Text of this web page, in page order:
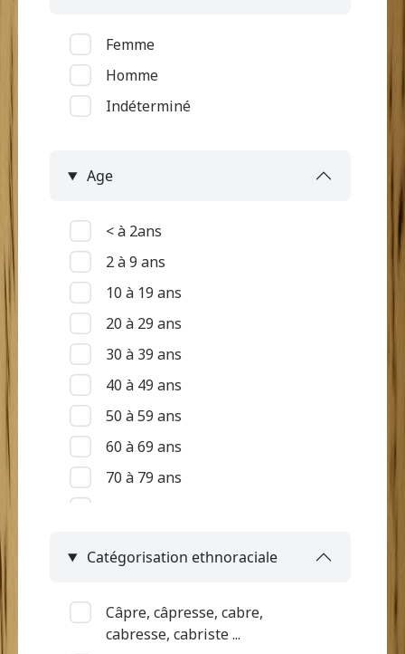
Femme
Homme
Indéterminé
Age
< à 2ans
2 à 9 ans
10 à 19 ans
20 à 29 ans
30 à 39 ans
40 à 49 ans
50 à 59 ans
60 à 69 ans
70 à 79 ans
Indéterminé
Catégorisation ethnoraciale
Câpre, câpresse, cabre,
cabresse, cabriste ...